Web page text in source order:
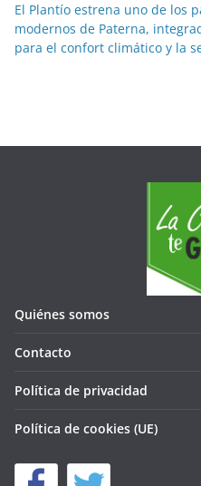
El Plantío estrena uno de los
modernos de Paterna,
para el confort climático y la
Quiénes somos
Contacto
Política de privacidad
Política de cookies (UE)